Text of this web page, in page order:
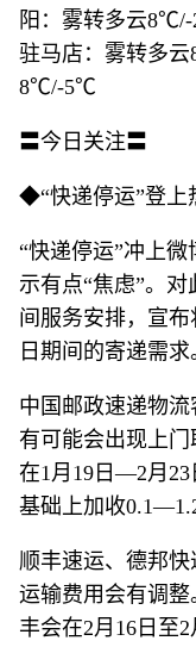
阳：雾转多云
驻马店：雾转多
8℃/-5℃
〓今日关注〓
◆“快递停运”登上
“快递停运”冲上
示有点“焦虑”。
间服务安排，宣
日期间的寄递需求
中国邮政速递物
有可能会出现上门
在1月19日—2月
基础上加收
顺丰速运、德邦
运输费用会有调
丰会在2月16日至